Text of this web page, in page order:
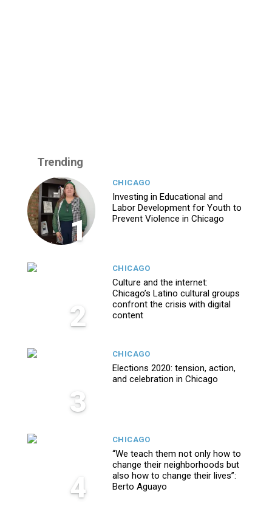
Trending
1
CHICAGO
Investing in Educational and
Labor Development for Youth to
Prevent Violence in Chicago
2
CHICAGO
Culture and the internet:
Chicago’s Latino cultural groups
confront the crisis with digital
content
3
CHICAGO
Elections 2020: tension, action,
and celebration in Chicago
4
CHICAGO
“We teach them not only how to
change their neighborhoods but
also how to change their lives”:
Berto Aguayo